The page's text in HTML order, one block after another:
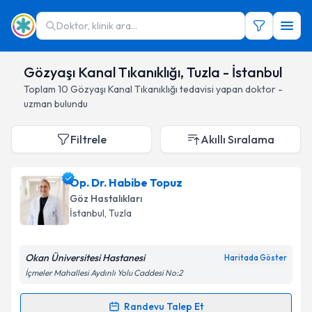
Doktor, klinik ara...
Gözyaşı Kanal Tıkanıklığı, Tuzla - İstanbul
Toplam 10 Gözyaşı Kanal Tıkanıklığı tedavisi yapan doktor -
uzman bulundu
Filtrele Akıllı Sıralama
Op. Dr. Habibe Topuz
Göz Hastalıkları
İstanbul, Tuzla
Okan Üniversitesi Hastanesi Haritada Göster
İçmeler Mahallesi Aydınlı Yolu Caddesi No:2
Randevu Talep Et